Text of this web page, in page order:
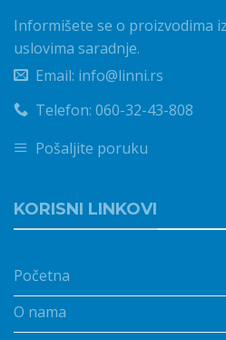
Informišete se o proizvodima
uslovima saradnje.
Email: info@linni.rs
Telefon: 060-32-43-808
Pošaljite poruku
KORISNI LINKOVI
Početna
O nama